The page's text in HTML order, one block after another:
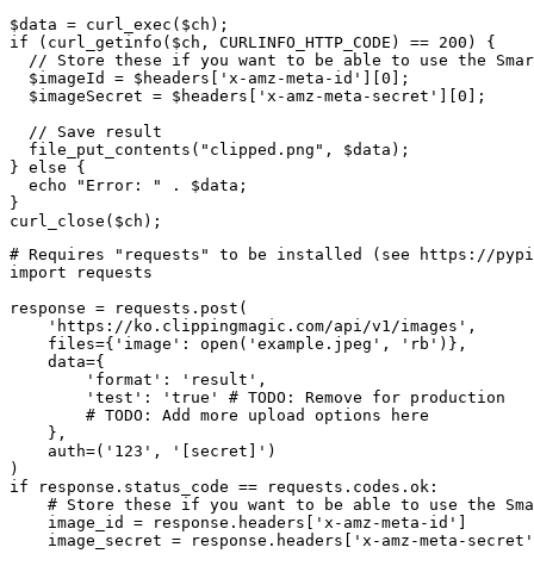
$data = curl_exec($ch);
if (curl_getinfo($ch, CURLINFO_HTTP_CODE) == 200) {
// Store these if you want to be able to use the
  $imageId = $headers['x-amz-meta-id'][0];
  $imageSecret = $headers['x-amz-meta-secret'][0];
  // Save result
  file_put_contents("clipped.png", $data);
} else {
  echo "Error: " . $data;
}
curl_close($ch);
# Requires "requests" to be installed (see https://
import requests
response = requests.post(
    'https://ko.clippingmagic.com/api/v1/images',
    files={'image': open('example.jpeg', 'rb')},
    data={
        'format': 'result',
        'test': 'true' # TODO: Remove for production
        # TODO: Add more upload options here
    },
    auth=('123', '[secret]')
)
if response.status_code == requests.codes.ok:
# Store these if you want to be able to use the
    image_id = response.headers['x-amz-meta-id']
image_secret = response.headers['x-amz-meta-